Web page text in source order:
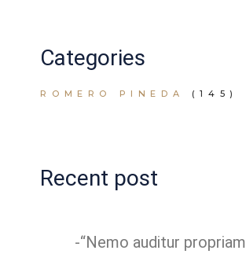
Categories
ROMERO PINEDA (145)
Recent post
-“Nemo auditur propriam